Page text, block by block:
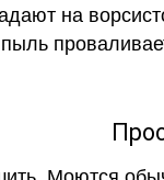
на